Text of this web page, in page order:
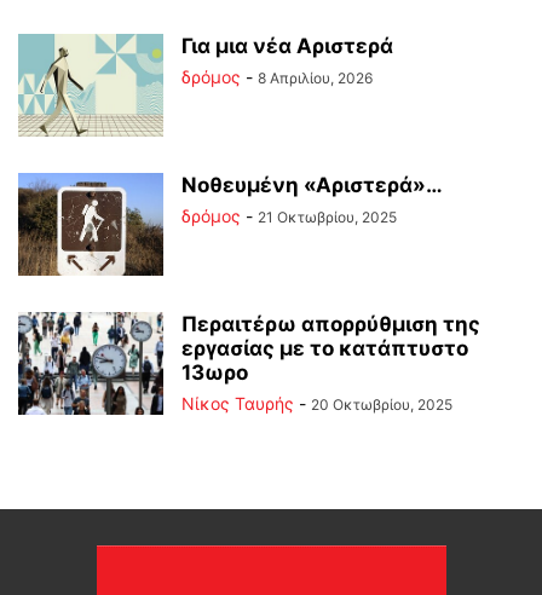
Για μια νέα Αριστερά
δρόμος - 8 Απριλίου, 2026
Νοθευμένη «Αριστερά»…
δρόμος - 21 Οκτωβρίου, 2025
Περαιτέρω απορρύθμιση της
εργασίας με το κατάπτυστο
13ωρο
Νίκος Ταυρής - 20 Οκτωβρίου, 2025